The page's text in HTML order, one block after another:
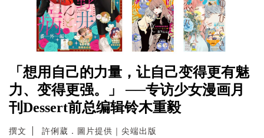
「想用自己的力量，让自己变得更有魅
力、变得更强。」 ──专访少女漫画月
刊Dessert前总编辑铃木重毅
撰文 許俐葳．圖片提供｜尖端出版